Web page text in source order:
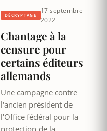
DÉCRYPTAGE
17 septembre
2022
Chantage à la
censure pour
certains éditeurs
allemands
Une campagne contre
l'ancien président de
l'Office fédéral pour la
protection de la